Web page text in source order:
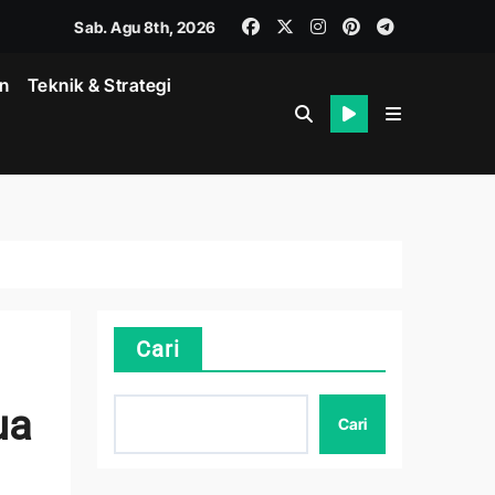
Sab. Agu 8th, 2026
Teknik & Strategi
Cari
Cari